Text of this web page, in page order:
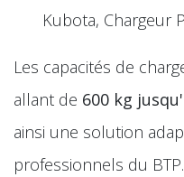
Kubota, Chargeur
Les capacités de
allant de 600 kg
ainsi une solution
professionnels du BTP.